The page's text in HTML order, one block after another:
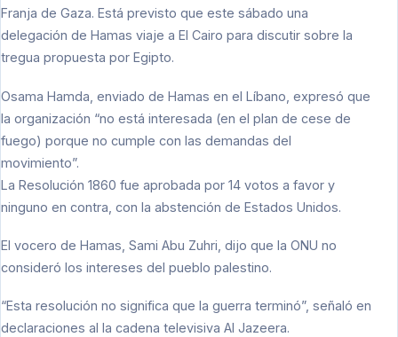
Franja de Gaza. Está previsto que este sábado una
delegación de Hamas viaje a El Cairo para discutir sobre la
tregua propuesta por Egipto.
Osama Hamda, enviado de Hamas en el Líbano, expresó que
la organización “no está interesada (en el plan de cese de
fuego) porque no cumple con las demandas del
movimiento”.
La Resolución 1860 fue aprobada por 14 votos a favor y
ninguno en contra, con la abstención de Estados Unidos.
El vocero de Hamas, Sami Abu Zuhri, dijo que la ONU no
consideró los intereses del pueblo palestino.
“Esta resolución no significa que la guerra terminó”, señaló en
declaraciones al la cadena televisiva Al Jazeera.